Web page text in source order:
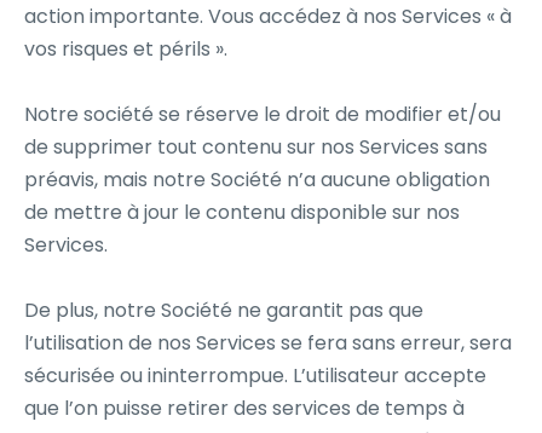
action importante. Vous accédez à nos Services « à
vos risques et périls ».
Notre société se réserve le droit de modifier et/ou
de supprimer tout contenu sur nos Services sans
préavis, mais notre Société n’a aucune obligation
de mettre à jour le contenu disponible sur nos
Services.
De plus, notre Société ne garantit pas que
l’utilisation de nos Services se fera sans erreur, sera
sécurisée ou ininterrompue. L’utilisateur accepte
que l’on puisse retirer des services de temps à